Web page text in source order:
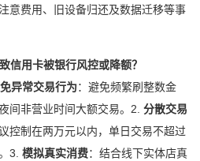
意费用、旧设备归还及数据迁移等事
信用卡被银行风控或降额？
异常交易行为：避免频繁刷整数金
间非营业时间大额交易。2. 分散交易
控制在两万元以内，单日交易不超过
3. 模拟真实消费：结合线下实体店真